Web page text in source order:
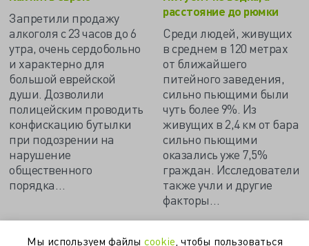
Запретили продажу
алкоголя с 23 часов до 6
утра, очень сердобольно
и характерно для
большой еврейской
души. Дозволили
полицейским проводить
конфискацию бутылки
при подозрении на
нарушение
общественного
порядка…
расстояние до рюмки
Среди людей, живущих
в среднем в 120 метрах
от ближайшего
питейного заведения,
сильно пьющими были
чуть более 9%. Из
живущих в 2,4 км от бара
сильно пьющими
оказались уже 7,5%
граждан. Исследователи
также учли и другие
факторы…
Мы используем файлы cookie , чтобы пользоваться